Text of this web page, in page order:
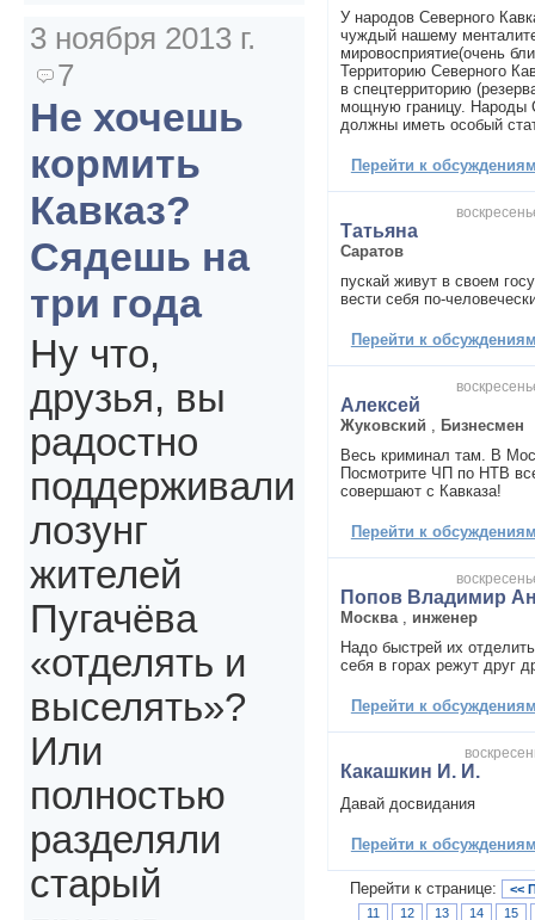
У народов Северного
чуждый нашему
мировосприятие(очень
Территорию Северного
в спецтерриторию
мощную границу. Народы
должны иметь особый
Перейти к
Татьяна
Саратов
пускай живут в своем
вести себя по-
Перейти к
Алексей
Жуковский
Бизнесмен
Весь криминал там. В
Посмотрите ЧП по НТВ
совершают с Кавказа!
Перейти к
Попов Владимир
Москва
инженер
Надо быстрей их
себя в горах режут друг
Перейти к
Какашкин И. И.
Давай досвидания
Перейти к
Перейти к странице:
<<
11
12 13 14
15
3 ноября 2013 г.
7
Не хочешь
кормить
Кавказ?
Сядешь на
три года
Ну что,
друзья, вы
радостно
поддерживали
лозунг
жителей
Пугачёва
«отделять и
выселять»?
Или
полностью
разделяли
старый